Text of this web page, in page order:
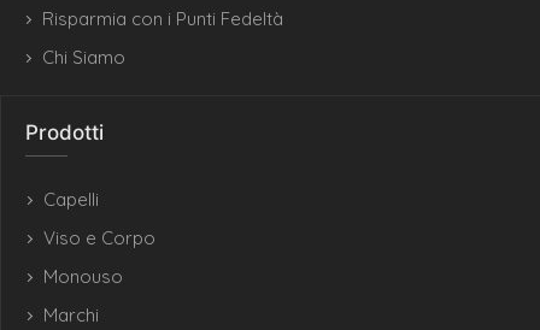
Risparmia con i Punti Fedeltà
Chi Siamo
Prodotti
Capelli
Viso e Corpo
Monouso
Marchi